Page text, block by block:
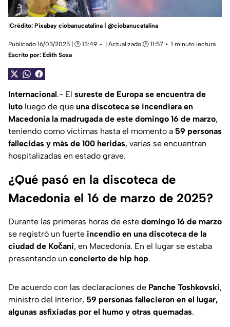
Crédito: Pixabay ciobanucatalina | @ciobanucatalina
Publicado 16/03/2025 | 🕑 13:49 | Actualizado 🕑 11:57
1 minuto lectura
Escrito por: Edith Sosa
Internacional.- El sureste de Europa se encuentra de
luto luego de que una discoteca se incendiara en
Macedonia la madrugada de este domingo 16 de marzo,
teniendo como víctimas hasta el momento a 59 personas
fallecidas y más de 100 heridas, varias se encuentran
hospitalizadas en estado grave.
¿Qué pasó en la discoteca de
Macedonia el 16 de marzo de 2025?
Durante las primeras horas de este domingo 16 de marzo
se registró un fuerte incendio en una discoteca de la
ciudad de Kočani, en Macedonia. En el lugar se estaba
presentando un concierto de hip hop.
De acuerdo con las declaraciones de Panche Toshkovski,
ministro del Interior, 59 personas fallecieron en el lugar,
algunas asfixiadas por el humo y otras quemadas.